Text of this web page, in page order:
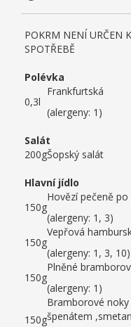
POKRM NENÍ URČEN
SPOTŘEBĚ
Polévka
0,3l
Frankfurtská
(alergeny: 1)
Salát
200gŠopský salát
Hlavní jídlo
150g
Hovězí pečeně
(alergeny: 1, 3)
150g
Vepřová
(alergeny: 1, 3, 10)
150g
Plněné
(alergeny: 1)
150g
Bramborové
špenátem